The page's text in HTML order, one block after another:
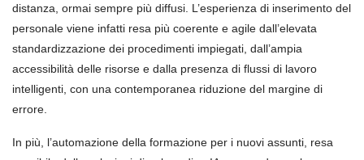
distanza, ormai sempre più diffusi. L’esperienza di inserimento del
personale viene infatti resa più coerente e agile dall’elevata
standardizzazione dei procedimenti impiegati, dall’ampia
accessibilità delle risorse e dalla presenza di flussi di lavoro
intelligenti, con una contemporanea riduzione del margine di
errore.
In più, l’automazione della formazione per i nuovi assunti, resa